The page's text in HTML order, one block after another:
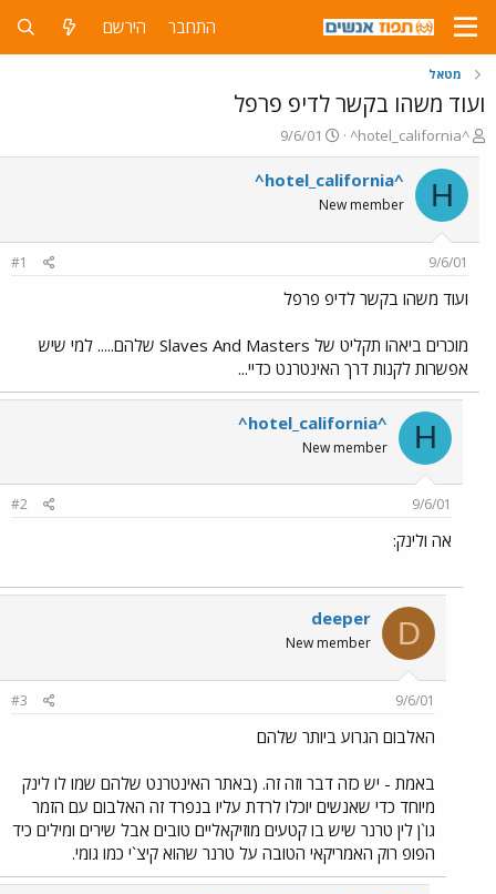
התחבר הירשם
מטאל
ועוד משהו בקשר לדיפ פרפל
פ
ו
ת
ח
ה
ש
א
^hotel_california^
פ
ו
ר
ס
ם
ר
9/6/01
H
^hotel_california^
New member
9/6/01
#1
ועוד משהו בקשר לדיפ פרפל
מוכרים ביאהו תקליט של Slaves And Masters שלהם..... למי שיש
אפשרות לקנות דרך האינטרנט כדיי...
H
^hotel_california^
New member
9/6/01
#2
אה ולינק:
D
deeper
New member
9/6/01
#3
האלבום הגרוע ביותר שלהם
באמת - יש כזה דבר וזה זה. (באתר האינטרנט שלהם שמו לו לינק
מיוחד כדי שאנשים יוכלו לרדת עליו בנפרד זה האלבום עם הזמר
גו`ן לין טרנר שיש בו קטעים מוזיקאליים טובים אבל שירים ומילים כיד
הפופ רוק האמריקאי הטובה על טרנר שהוא קיצ`י כמו גומי.